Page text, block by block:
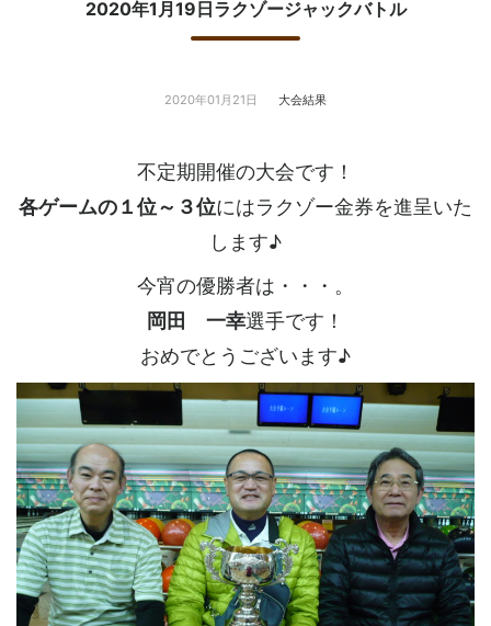
2020年1月19日ラクゾージャックバトル
2020年01月21日 大会結果
不定期開催の大会です！
各ゲームの１位～３位にはラクゾー金券を進呈いた
します♪
今宵の優勝者は・・・。
岡田 一幸選手です！
おめでとうございます♪